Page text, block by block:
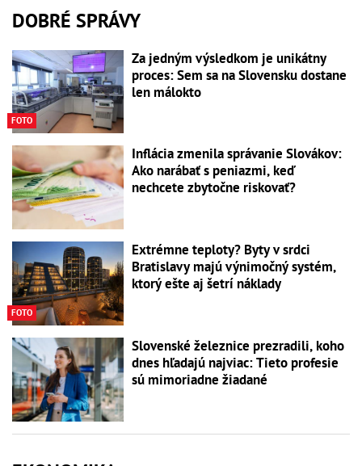
DOBRÉ SPRÁVY
FOTO
Za jedným výsledkom je unikátny
proces: Sem sa na Slovensku dostane
len málokto
Inflácia zmenila správanie Slovákov:
Ako narábať s peniazmi, keď
nechcete zbytočne riskovať?
FOTO
Extrémne teploty? Byty v srdci
Bratislavy majú výnimočný systém,
ktorý ešte aj šetrí náklady
Slovenské železnice prezradili, koho
dnes hľadajú najviac: Tieto profesie
sú mimoriadne žiadané